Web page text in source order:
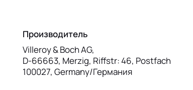
Производитель
Villeroy & Boch AG,
D-66663, Merzig, Riffstr: 46, Postfach
100027, Germany/Германия